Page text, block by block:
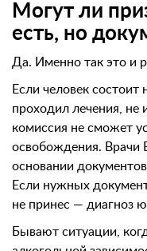
Могут ли
есть, но
Да. Именно так это и
Если человек состоит
проходил лечения, не
комиссия не сможет
освобождения. Врачи
основании
Если нужных
не принес — диагноз
Бывают ситуации,